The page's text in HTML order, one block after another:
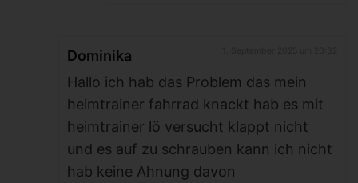
Dominika
Hallo ich hab das Problem das mein
heimtrainer fahrrad knackt hab es mit
heimtrainer lö versucht klappt nicht
und es auf zu schrauben kann ich nicht
hab keine Ahnung davon